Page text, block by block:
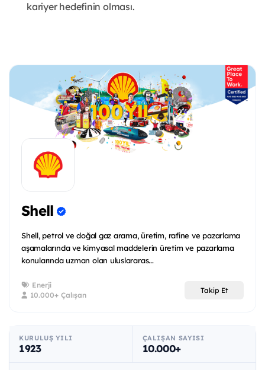
kariyer hedefinin olması.
Shell
Shell, petrol ve doğal gaz arama, üretim, rafine ve pazarlama
aşamalarında ve kimyasal maddelerin üretim ve pazarlama
konularında uzman olan uluslararas...
Enerji
10.000+ Çalışan
Takip Et
KURULUŞ YILI
1923
ÇALIŞAN SAYISI
10.000+